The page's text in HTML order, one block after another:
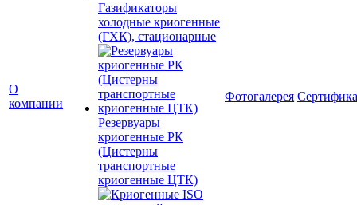
О
компании
Газификаторы
холодные криогенные
(ГХК), стационарные
Резервуары
криогенные РК
(Цистерны
транспортные
криогенные ЦТК)
Фотогалерея